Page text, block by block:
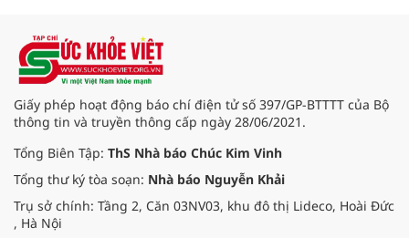
Giấy phép hoạt động báo chí điện tử số 397/GP-BTTTT của Bộ
thông tin và truyền thông cấp ngày 28/06/2021.
Tổng Biên Tập: ThS Nhà báo Chúc Kim Vinh
Tổng thư ký tòa soạn: Nhà báo Nguyễn Khải
Trụ sở chính: Tầng 2, Căn 03NV03, khu đô thị Lideco, Hoài Đức
, Hà Nội